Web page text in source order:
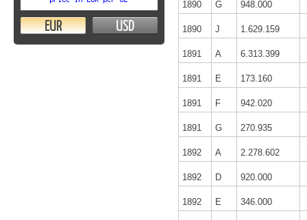
EUR USD
1890 G 948.000
1890 J 1.629.159
1891 A 6.313.399
1891 E 173.160
1891 F 942.020
1891 G 270.935
1892 A 2.278.602
1892 D 920.000
1892 E 346.000